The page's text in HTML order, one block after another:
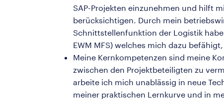
SAP-Projekten einzunehmen und hilft
berücksichtigen. Durch mein
Schnittstellenfunktion der Logistik habe
EWM MFS) welches mich dazu
Meine Kernkompetenzen sind meine
zwischen den Projektbeteiligten zu
arbeite ich mich unablässig in neue
meiner praktischen Lernkurve und in